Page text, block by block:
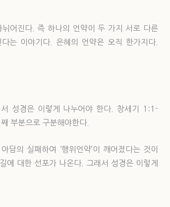
어진다. 즉 하나의 언약이 두 가지 서로 다른
는 이야기다. 은혜의 언약은 오직 한가지다.
성경은 이렇게 나누어야 한다. 창세기 1:1-
부분으로 구분해야한다.
담의 실패하여 ‘행위언약’이 깨어졌다는 것이
에 대한 선포가 나온다. 그래서 성경은 이렇게